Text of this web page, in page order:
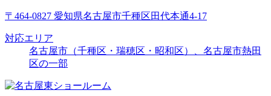
〒464-0827 愛知県名古屋市千種区田代本通4-17
対応エリア
名古屋市（千種区・瑞穂区・昭和区）、名古屋市熱田
区の一部